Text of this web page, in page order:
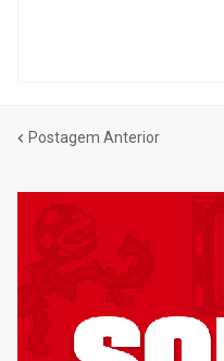
Postagem Anterior